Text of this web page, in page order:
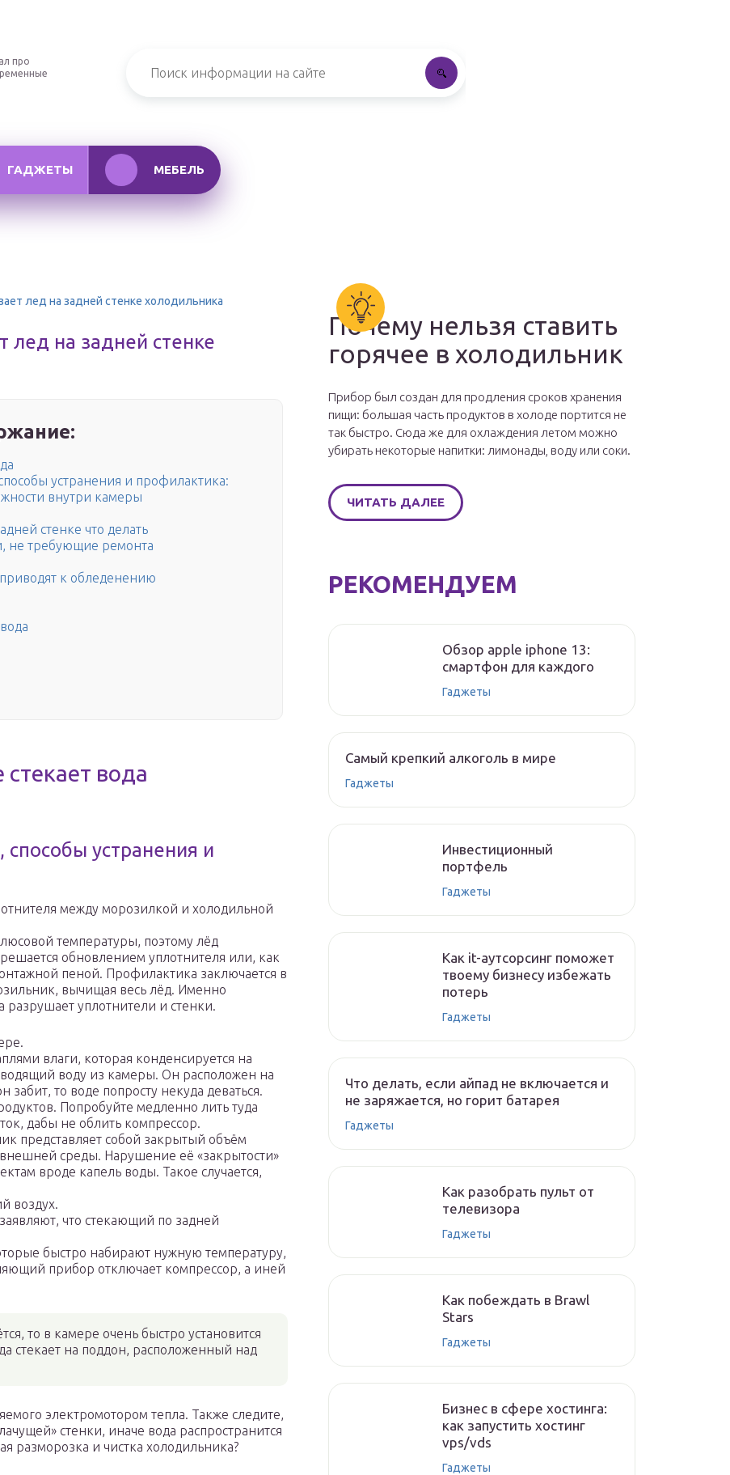
про
ГАДЖЕТЫ МЕБЕЛЬ
лед на задней стенке холодильника
лед на задней стенке
устранения и профилактика:
внутри камеры
стенке что делать
не требующие ремонта
к обледенению
вода
устранения и
между морозилкой и холодильной
температуры, поэтому лёд
обновлением уплотнителя или, как
пеной. Профилактика заключается в
вычищая весь лёд. Именно
уплотнители и стенки.
влаги, которая конденсируется на
воду из камеры. Он расположен на
то воде попросту некуда деваться.
Попробуйте медленно лить туда
дабы не облить компрессор.
представляет собой закрытый объём
среды. Нарушение её «закрытости»
вроде капель воды. Такое случается,
воздух.
что стекающий по задней
быстро набирают нужную температуру,
прибор отключает компрессор, а иней
то в камере очень быстро установится
стекает на поддон, расположенный над
электромотором тепла. Также следите,
стенки, иначе вода распространится
разморозка и чистка холодильника?
Почему нельзя ставить
горячее в холодильник
Прибор был создан для продления сроков хранения
пищи: большая часть продуктов в холоде портится не
так быстро. Сюда же для охлаждения летом можно
убирать некоторые напитки: лимонады, воду или соки.
ЧИТАТЬ ДАЛЕЕ
РЕКОМЕНДУЕМ
Обзор apple iphone 13:
смартфон для каждого
Гаджеты
Самый крепкий алкоголь в мире
Гаджеты
Инвестиционный
портфель
Гаджеты
Как it-аутсорсинг поможет
твоему бизнесу избежать
потерь
Гаджеты
Что делать, если айпад не включается и
не заряжается, но горит батарея
Гаджеты
Как разобрать пульт от
телевизора
Гаджеты
Как побеждать в Brawl
Stars
Гаджеты
Бизнес в сфере хостинга:
как запустить хостинг
vps/vds
Гаджеты